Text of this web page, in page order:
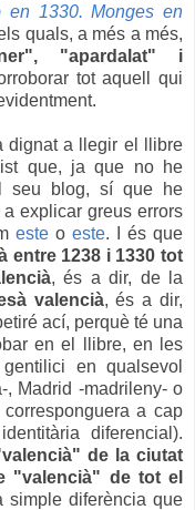
en 1330. Monges en
quals, a més a més,
"apardalat" i
tot aquell qui
dignat a llegir el llibre
que, ja que no he
seu blog, sí que he
explicar greus errors
este o este. I és que
entre 1238 i 1330 tot
, és a dir, de la
valencià, és a dir,
ací, perquè té una
en el llibre, en les
en qualsevol
, Madrid -madrileny- o
a cap
diferencial).
de la ciutat
"valencià" de tot el
simple diferència que